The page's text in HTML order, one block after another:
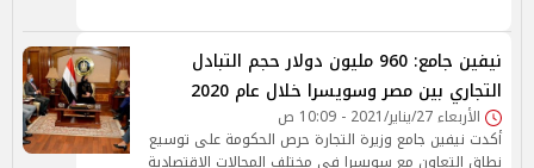
نيفين جامع: 960 مليون دولار حجم التبادل
التجاري بين مصر وسويسرا خلال عام 2020
الأربعاء 27/يناير/2021 - 10:09 ص
أكدت نيفين جامع وزيرة التجارة حرص الحكومة على توسيع
نطاق التعاون مع سويسرا في مختلف المجالات الاقتصادية